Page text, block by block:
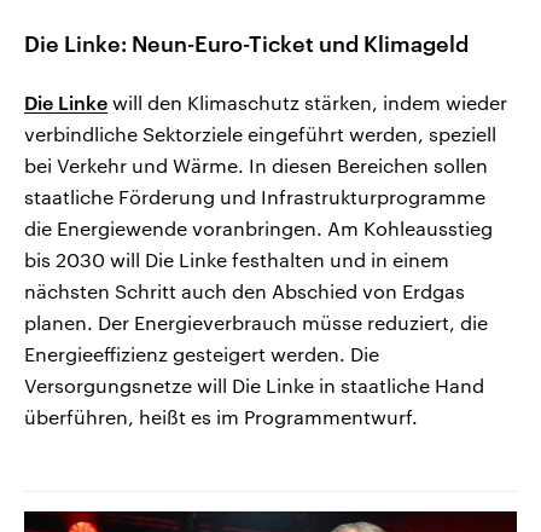
Die Linke: Neun-Euro-Ticket und Klimageld
Die Linke will den Klimaschutz stärken, indem wieder
verbindliche Sektorziele eingeführt werden, speziell
bei Verkehr und Wärme. In diesen Bereichen sollen
staatliche Förderung und Infrastrukturprogramme
die Energiewende voranbringen. Am Kohleausstieg
bis 2030 will Die Linke festhalten und in einem
nächsten Schritt auch den Abschied von Erdgas
planen. Der Energieverbrauch müsse reduziert, die
Energieeffizienz gesteigert werden. Die
Versorgungsnetze will Die Linke in staatliche Hand
überführen, heißt es im Programmentwurf.